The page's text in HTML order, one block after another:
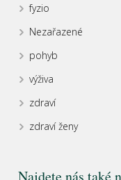
fyzio
Nezařazené
pohyb
výživa
zdraví
zdraví ženy
Najdete nás také